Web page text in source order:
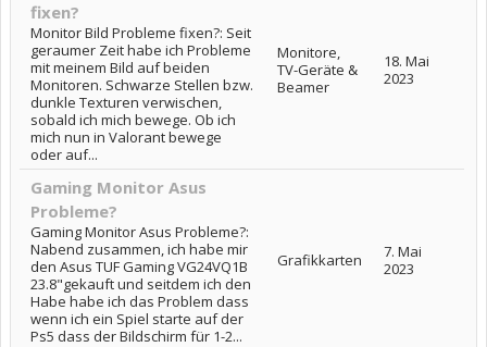
fixen?
Monitor Bild Probleme fixen?: Seit
geraumer Zeit habe ich Probleme
mit meinem Bild auf beiden
Monitoren. Schwarze Stellen bzw.
dunkle Texturen verwischen,
sobald ich mich bewege. Ob ich
mich nun in Valorant bewege
oder auf...
Monitore,
TV-Geräte &
Beamer
18. Mai
2023
Gaming Monitor Asus
Probleme?
Gaming Monitor Asus Probleme?:
Nabend zusammen, ich habe mir
den Asus TUF Gaming VG24VQ1B
23.8"gekauft und seitdem ich den
Habe habe ich das Problem dass
wenn ich ein Spiel starte auf der
Ps5 dass der Bildschirm für 1-2...
Grafikkarten
7. Mai
2023